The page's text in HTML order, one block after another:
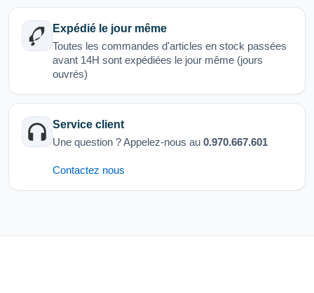
Expédié le jour même
Toutes les commandes d'articles en stock passées
avant 14H sont expédiées le jour même (jours
ouvrés)
Service client
Une question ? Appelez-nous au 0.970.667.601
Contactez nous